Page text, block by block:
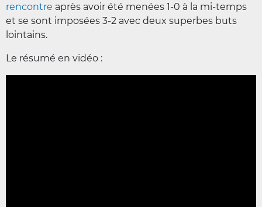
rencontre après avoir été menées 1-0 à la mi-temps
et se sont imposées 3-2 avec deux superbes buts
lointains.
Le résumé en vidéo :